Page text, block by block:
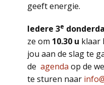
geeft energie.
Iedere 3e
ze om 10.30 u klaar
jou aan de slag te
de agenda op de
te sturen naar